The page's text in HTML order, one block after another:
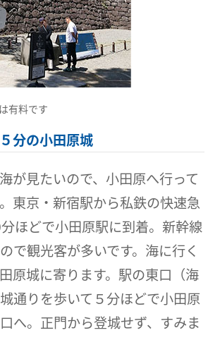
有料です
分の小田原城
が見たいので、小田原へ行って
東京・新宿駅から私鉄の快速急
ほどで小田原駅に到着。新幹線
で観光客が多いです。海に行く
原城に寄ります。駅の東口（海
通りを歩いて５分ほどで小田原
へ。正門から登城せず、すみま